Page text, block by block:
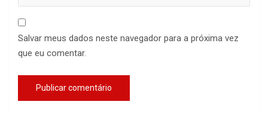
Salvar meus dados neste navegador para a próxima vez
que eu comentar.